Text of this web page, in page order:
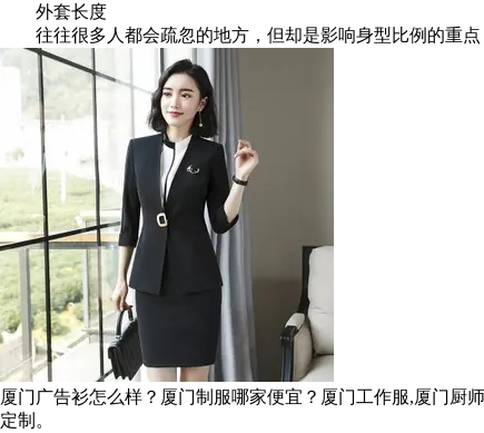
外套长度
往往很多人都会疏忽的地方，但却是影响身型比例的重点
厦门广告衫怎么样？厦门制服哪家便宜？厦门工作服,厦门厨
定制。